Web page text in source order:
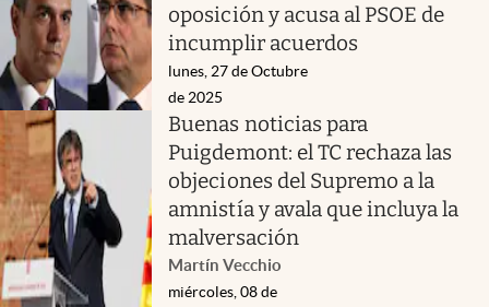
oposición y acusa al PSOE de
incumplir acuerdos
lunes, 27 de Octubre
de 2025
Buenas noticias para
Puigdemont: el TC rechaza las
objeciones del Supremo a la
amnistía y avala que incluya la
malversación
Martín Vecchio
miércoles, 08 de